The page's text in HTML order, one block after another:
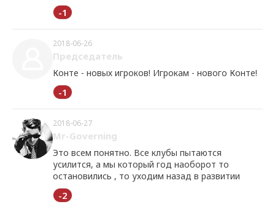
-1
2018-06-26
Председатель
Конте - новых игроков! Игрокам - нового Конте!
-1
2018-06-27
Mr-Governing
Это всем понятно. Все клубы пытаются
усилится, а мы который год наоборот то
остановились , то уходим назад в развитии
-2